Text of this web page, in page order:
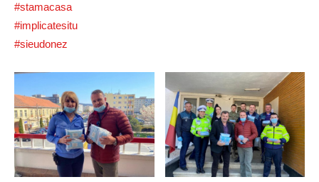
#stamacasa
#implicatesitu
#sieudonez